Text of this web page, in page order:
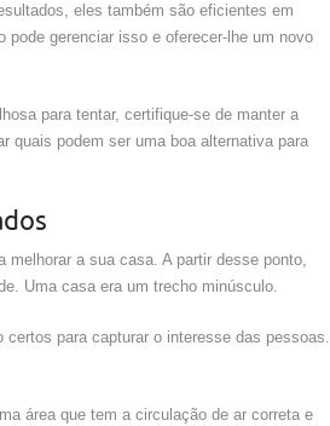
eles também são eficientes em
gerenciar isso e oferecer-lhe um novo
para tentar, certifique-se de manter a
quais podem ser uma boa alternativa para
melhorar a sua casa. A partir desse ponto,
Uma casa era um trecho minúsculo.
para capturar o interesse das pessoas.
área que tem a circulação de ar correta e